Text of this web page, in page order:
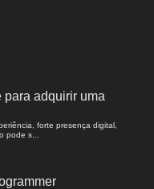
para adquirir uma
forte presença digital,
pode s...